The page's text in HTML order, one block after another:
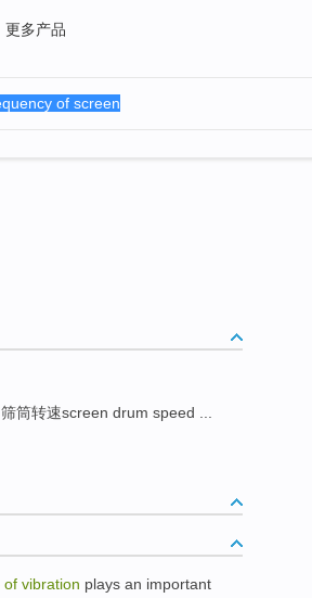
更多产品
筛筒转速screen drum speed ...
of vibration plays an important